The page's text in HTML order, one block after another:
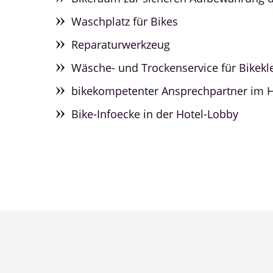
Waschplatz für Bikes
Reparaturwerkzeug
Wäsche- und Trockenservice für
bikekompetenter Ansprechpartner im
Bike-Infoecke in der Hotel-Lobby